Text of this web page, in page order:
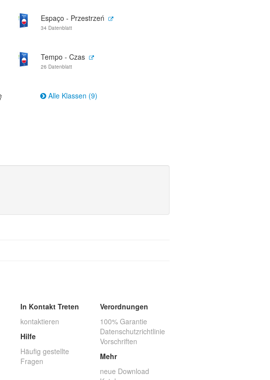
Espaço - Przestrzeń
34 Datenblatt
Tempo - Czas
26 Datenblatt
Alle Klassen (9)
In Kontakt Treten
kontaktieren
Hilfe
Häufig gestellte
Fragen
Verordnungen
100% Garantie
Datenschutzrichtlinie
Vorschriften
Mehr
neue Download